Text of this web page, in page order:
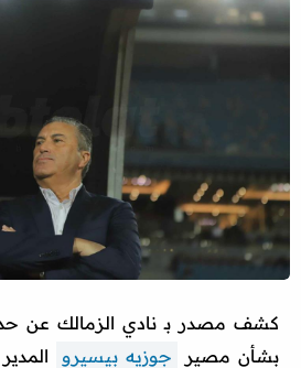
كشف مصدر بـ نادي الزمالك عن
بشأن مصير
جوزيه بيسيرو